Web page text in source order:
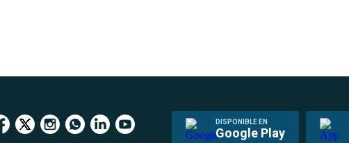
DISPONIBLE EN
Google Play